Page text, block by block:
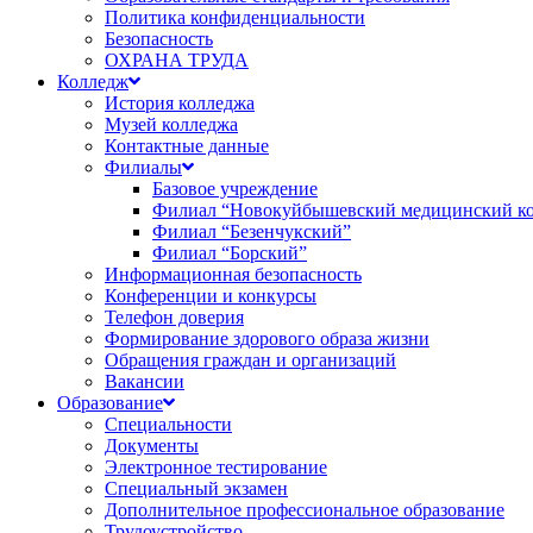
Политика конфиденциальности
Безопасность
ОХРАНА ТРУДА
Колледж
История колледжа
Музей колледжа
Контактные данные
Филиалы
Базовое учреждение
Филиал “Новокуйбышевский медицинский
Филиал “Безенчукский”
Филиал “Борский”
Информационная безопасность
Конференции и конкурсы
Телефон доверия
Формирование здорового образа жизни
Обращения граждан и организаций
Вакансии
Образование
Специальности
Документы
Электронное тестирование
Специальный экзамен
Дополнительное профессиональное образование